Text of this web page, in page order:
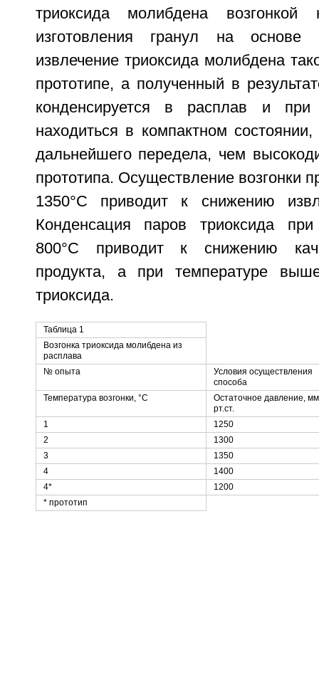
триоксида молибдена возгонкой
изготовления гранул на
извлечение триоксида молибдена
прототипе, а полученный в
конденсируется в расплав и при
находиться в компактном
дальнейшего передела, чем
прототипа. Осуществление возгонки
1350°С приводит к снижению
Конденсация паров триоксида
800°С приводит к снижению
продукта, а при температуре
триоксида.
Таблица 1
Возгонка триоксида молибдена из
расплава
№ опыта
Условия осуществления
способа
Температура возгонки, °С
Остаточное давление, мм
рт.ст.
1
1250
2
1300
3
1350
4
1400
4*
1200
* прототип